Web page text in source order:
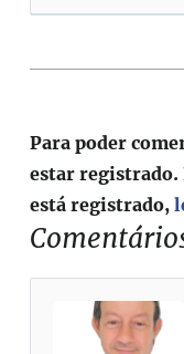
Para poder
estar registrado.
está registrado,